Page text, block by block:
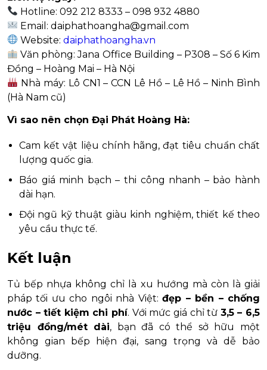
Hotline: 092 212 8333 – 098 932 4880
Email:daiphathoangha@gmail.com
Website:daiphathoangha.vn
Văn phòng: Jana Office Building – P308 – Số 6 Kim
Đồng – Hoàng Mai – Hà Nội
Nhà máy: Lô CN1 – CCN Lê Hồ – Lê Hồ – Ninh Bình
(Hà Nam cũ)
Vì sao nên chọn Đại Phát Hoàng Hà:
Cam kết vật liệu chính hãng, đạt tiêu chuẩn chất
lượng quốc gia.
Báo giá minh bạch – thi công nhanh – bảo hành
dài hạn.
Đội ngũ kỹ thuật giàu kinh nghiệm, thiết kế theo
yêu cầu thực tế.
Kết luận
Tủ bếp nhựa không chỉ là xu hướng mà còn là giải
pháp tối ưu cho ngôi nhà Việt:đẹp – bền – chống
nước – tiết kiệm chi phí. Với mức giá chỉ từ 3,5 – 6,5
triệu đồng/mét dài, bạn đã có thể sở hữu một
không gian bếp hiện đại, sang trọng và dễ bảo
dưỡng.